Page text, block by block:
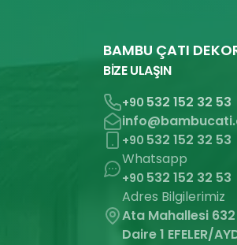
BAMBU ÇATI
BİZE ULAŞIN
+90 532 152 32 53
+90 532 152 32 53
Whatsapp
+90 532 152 32 53
Adres Bilgilerimiz
Ata Mahallesi
Daire 1 EFELER/